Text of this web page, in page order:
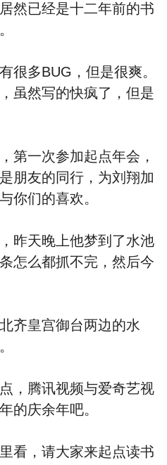
已经是十二年前的书
多BUG，但是很爽。
虽然写的快疯了，但是
一次参加起点年会，
朋友的同行，为刘翔加
你们的喜欢。
天晚上他梦到了水池
怎么都抓不完，然后今
皇宫御台两边的水
腾讯视频与爱奇艺视
的庆余年吧。
，请大家来起点读书